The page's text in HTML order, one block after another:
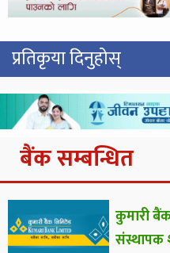
प्रतिकृया दिनुहोस्
बैंक सम्बन्धित
कुमारी
संस्थापक